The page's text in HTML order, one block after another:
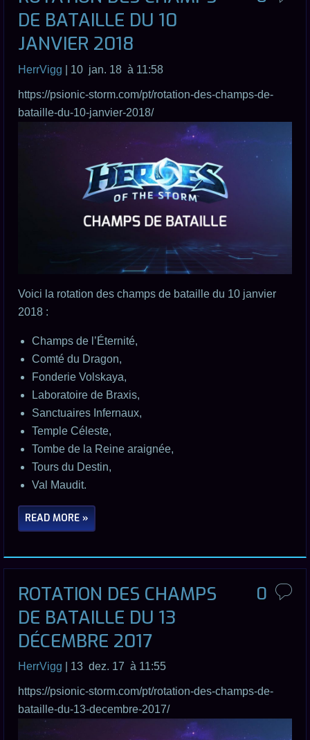
DE BATAILLE DU 10
JANVIER 2018
HerrVigg | 10 jan. 18 à 11:58
https://psionic-storm.com/pt/rotation-des-champs-de-
bataille-du-10-janvier-2018/
Voici la rotation des champs de bataille du 10 janvier
2018 :
Champs de l’Éternité,
Comté du Dragon,
Fonderie Volskaya,
Laboratoire de Braxis,
Sanctuaires Infernaux,
Temple Céleste,
Tombe de la Reine araignée,
Tours du Destin,
Val Maudit.
READ MORE »
ROTATION DES CHAMPS
DE BATAILLE DU 13
DÉCEMBRE 2017
0
HerrVigg | 13 dez. 17 à 11:55
https://psionic-storm.com/pt/rotation-des-champs-de-
bataille-du-13-decembre-2017/